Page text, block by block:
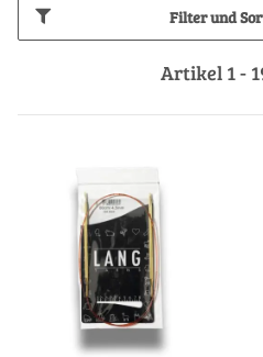
Filter und
Artikel 1 -